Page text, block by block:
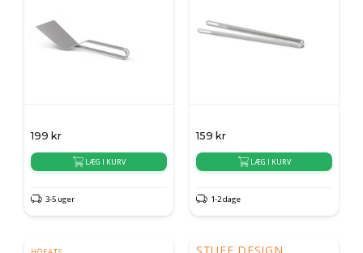
199 kr
LÆG I KURV
3-5 uger
159 kr
LÆG I KURV
1-2 dage